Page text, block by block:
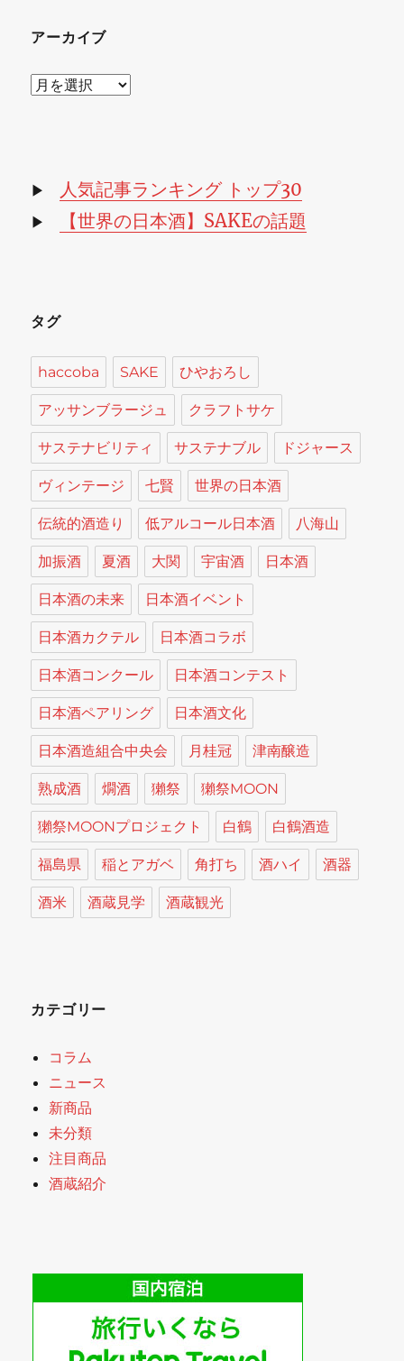
アーカイブ
ア
ブ
▶ 人気記事ランキング トップ30
▶ 【世界の日本酒】SAKEの話題
タグ
haccoba SAKE ひやおろし
アッサンブラージュ クラフトサケ
サステナビリティ サステナブル ドジャース
ヴィンテージ 七賢 世界の日本酒
伝統的酒造り 低アルコール日本酒 八海山
加振酒 夏酒 大関 宇宙酒 日本酒
日本酒の未来 日本酒イベント
日本酒カクテル 日本酒コラボ
日本酒コンクール 日本酒コンテスト
日本酒ペアリング 日本酒文化
日本酒造組合中央会 月桂冠 津南醸造
熟成酒 燗酒 獺祭 獺祭MOON
獺祭MOONプロジェクト 白鶴 白鶴酒造
福島県 稲とアガベ 角打ち 酒ハイ 酒器
酒米 酒蔵見学 酒蔵観光
カテゴリー
コラム
ニュース
新商品
未分類
注目商品
酒蔵紹介